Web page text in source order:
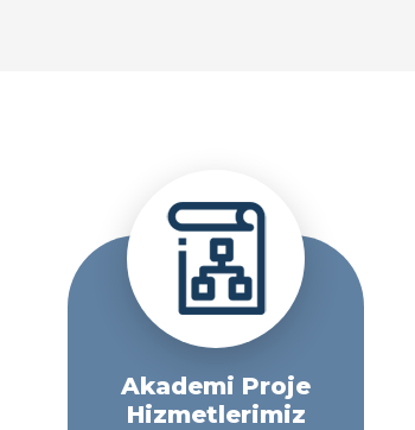
Akademi Proje
Hizmetlerimiz